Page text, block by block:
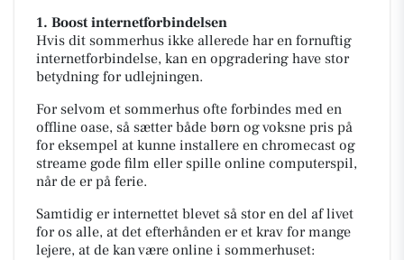
1. Boost internetforbindelsen
Hvis dit sommerhus ikke allerede har en fornuftig
internetforbindelse, kan en opgradering have stor
betydning for udlejningen.
For selvom et sommerhus ofte forbindes med en
offline oase, så sætter både børn og voksne pris på
for eksempel at kunne installere en chromecast og
streame gode film eller spille online computerspil,
når de er på ferie.
Samtidig er internettet blevet så stor en del af livet
for os alle, at det efterhånden er et krav for mange
lejere, at de kan være online i sommerhuset: